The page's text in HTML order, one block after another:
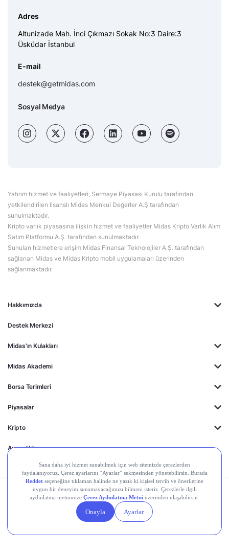
Hakkımızda
Destek Merkezi
Midas'ın Kulakları
Midas Akademi
Borsa Terimleri
Piyasalar
Kripto
Ayrıcalıklar
Adres
Altunizade Mah. İnci Çıkmazı Sokak No:3 Daire:3
Üsküdar İstanbul
E-mail
destek@getmidas.com
Sosyal Medya
Yatırım hizmet ve faaliyetleri, Sermaye Piyasası Kurulu tarafından
yetkilendirilen lisanslı Midas Menkul Değerler A.Ş tarafından
sunulmaktadır.
Kripto varlık piyasasına ilişkin hizmet ve faaliyetler Midas Kripto Varlık Alım
Satım Platformu A.Ş. tarafından sunulmaktadır.
Sunulan hizmetlere erişim Midas Finansal Teknolojiler A.Ş. tarafından
sağlanan Midas ve Midas Kripto mobil uygulamaları üzerinden
sağlanmaktadır.
Kişisel Verilerin
Gizlilik
Politikası
Yasal
Duyurular
Çerez